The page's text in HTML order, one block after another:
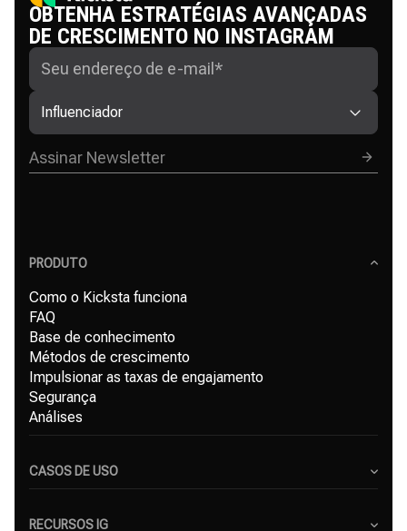
OBTENHA ESTRATÉGIAS AVANÇADAS
DE CRESCIMENTO NO INSTAGRAM
Influenciador
PRODUTO
Como o Kicksta funciona
FAQ
Base de conhecimento
Métodos de crescimento
Impulsionar as taxas de engajamento
Segurança
Análises
CASOS DE USO
Pequenas Empresas
RECURSOS IG